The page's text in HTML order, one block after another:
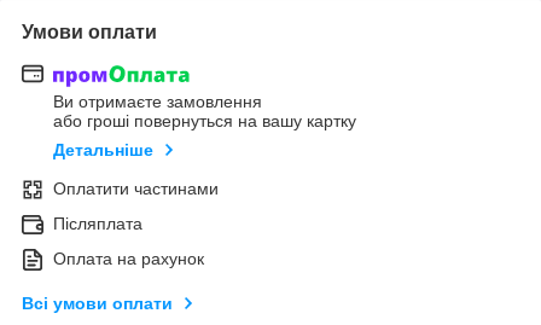
Умови оплати
Ви отримаєте замовлення
або гроші повернуться на вашу картку
Детальніше
Оплатити частинами
Післяплата
Оплата на рахунок
Всі умови оплати